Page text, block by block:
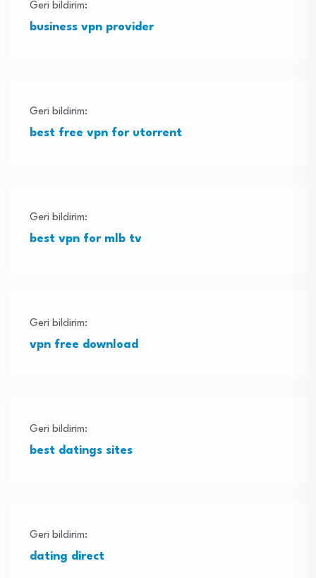
Geri bildirim:
business vpn provider
Geri bildirim:
best free vpn for utorrent
Geri bildirim:
best vpn for mlb tv
Geri bildirim:
vpn free download
Geri bildirim:
best datings sites
Geri bildirim:
dating direct